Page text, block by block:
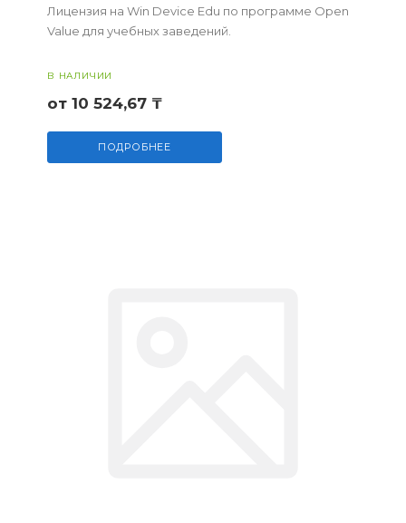
Лицензия на Win Device Edu по программе Open
Value для учебных заведений.
В НАЛИЧИИ
от 10 524,67 ₸
ПОДРОБНЕЕ